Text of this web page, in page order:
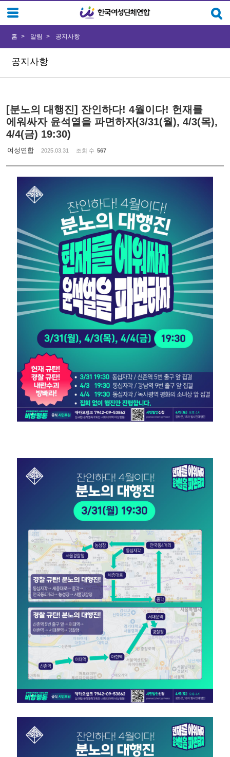
공지사항
홈 알림 공지사항
[분노의 대행진] 잔인하다! 4월이다! 헌재를
에워싸자 윤석열을 파면하자(3/31(월), 4/3(목),
4/4(금) 19:30)
여성연합 2025.03.31 조회 수 567